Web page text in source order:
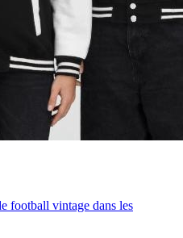
football vintage dans les